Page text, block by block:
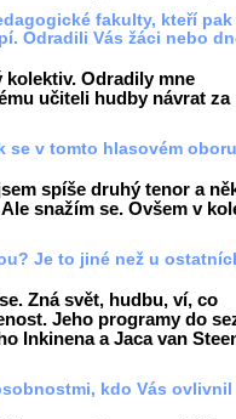
fakulty, kteří
Odradili Vás žáci nebo
Odradily mne
učiteli hudby návrat za
se v tomto hlasovém oboru
spíše druhý tenor a
snažím se. Ovšem v
Je to jiné než u
Zná svět, hudbu, ví, co
Jeho programy do
Inkinena a Jaca van
kdo Vás